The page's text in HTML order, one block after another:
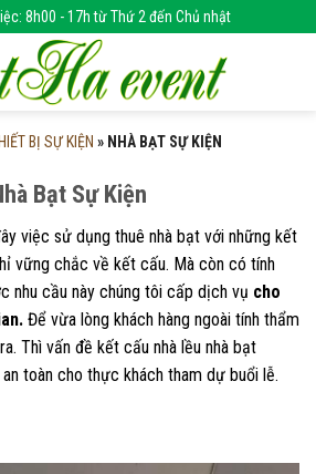
8h00 - 17h từ Thứ 2 đến Chủ nhật
BỊ SỰ KIỆN » NHÀ BẠT SỰ KIỆN
Bạt Sự Kiện
việc sử dụng thuê nhà bạt với những kết
vững chắc về kết cấu. Mà còn có tính
nhu cầu này chúng tôi cấp dịch vụ cho
Để vừa lòng khách hàng ngoài tính thẩm
Thì vấn đề kết cấu nhà lều nhà bạt
toàn cho thực khách tham dự buổi lễ.